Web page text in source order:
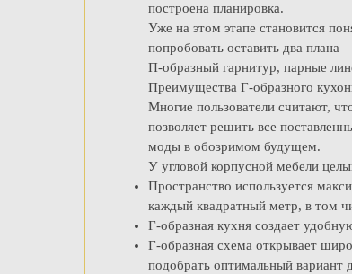
построена планировка.
Уже на этом этапе становится
попробовать оставить два
П-образный гарнитур, парные
Преимущества Г-образного
Многие пользователи считают,
позволяет решить все
моды в обозримом будущем.
У угловой корпусной мебели
Пространство используется
каждый квадратный метр, в том
Г-образная кухня создает
Г-образная схема открывает
подобрать оптимальный вариант